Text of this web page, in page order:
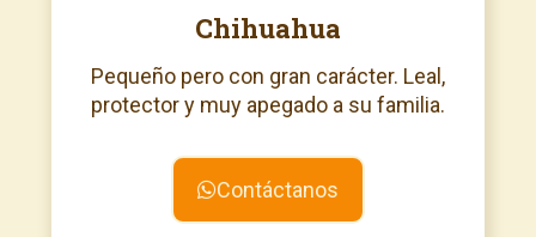
Chihuahua
Pequeño pero con gran carácter. Leal,
protector y muy apegado a su familia.
Contáctanos